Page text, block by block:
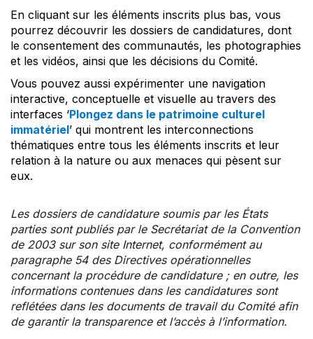
En cliquant sur les éléments inscrits plus bas, vous
pourrez découvrir les dossiers de candidatures, dont
le consentement des communautés, les photographies
et les vidéos, ainsi que les décisions du Comité.
Vous pouvez aussi expérimenter une navigation
interactive, conceptuelle et visuelle au travers des
interfaces ‘Plongez dans le patrimoine culturel
immatériel’ qui montrent les interconnections
thématiques entre tous les éléments inscrits et leur
relation à la nature ou aux menaces qui pèsent sur
eux.
Les dossiers de candidature soumis par les États
parties sont publiés par le Secrétariat de la Convention
de 2003 sur son site Internet, conformément au
paragraphe 54 des Directives opérationnelles
concernant la procédure de candidature ; en outre, les
informations contenues dans les candidatures sont
reflétées dans les documents de travail du Comité afin
de garantir la transparence et l’accès à l’information.